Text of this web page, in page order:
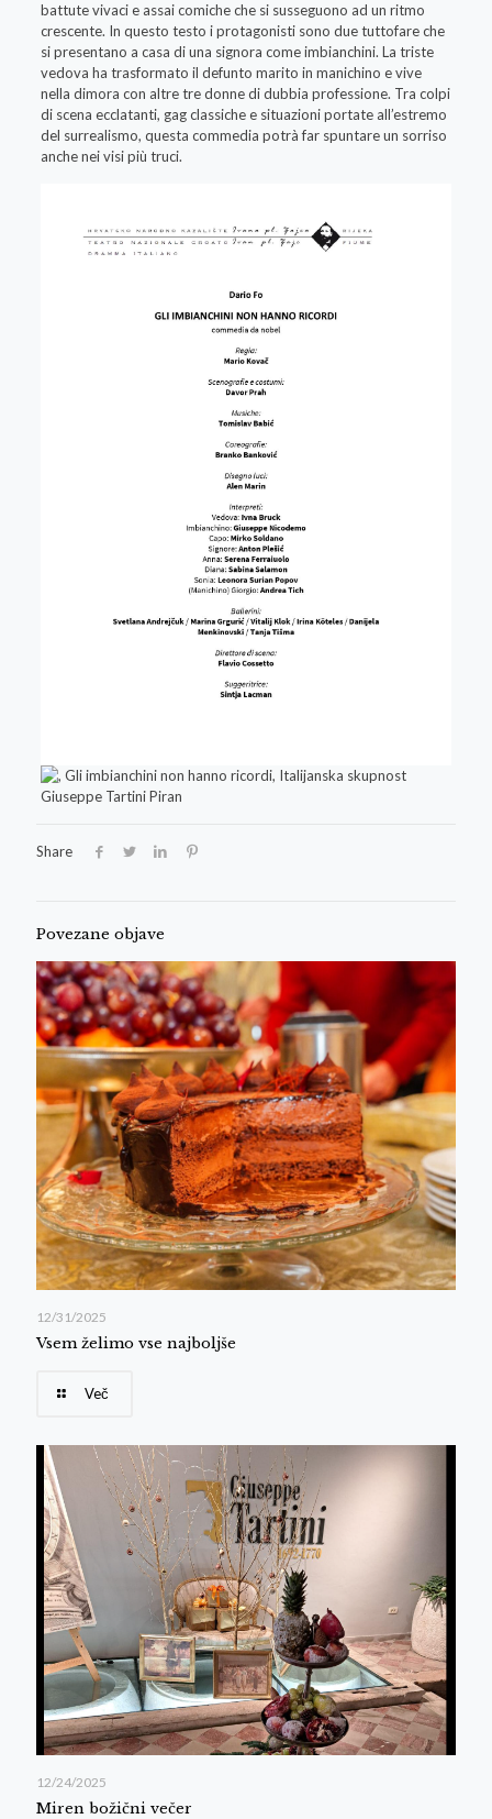
battute vivaci e assai comiche che si susseguono ad un ritmo
crescente. In questo testo i protagonisti sono due tuttofare che
si presentano a casa di una signora come imbianchini. La triste
vedova ha trasformato il defunto marito in manichino e vive
nella dimora con altre tre donne di dubbia professione. Tra colpi
di scena ecclatanti, gag classiche e situazioni portate all’estremo
del surrealismo, questa commedia potrà far spuntare un sorriso
anche nei visi più truci.
Share
Povezane objave
12/31/2025
Vsem želimo vse najboljše
Več
12/24/2025
Miren božični večer